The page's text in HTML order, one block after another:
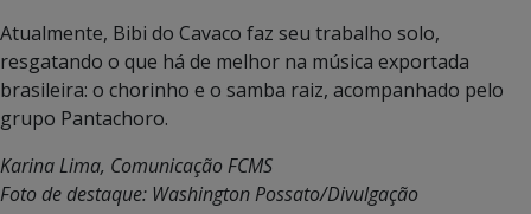
Atualmente, Bibi do Cavaco faz seu trabalho solo,
resgatando o que há de melhor na música exportada
brasileira: o chorinho e o samba raiz, acompanhado pelo
grupo Pantachoro.
Karina Lima, Comunicação FCMS
Foto de destaque: Washington Possato/Divulgação